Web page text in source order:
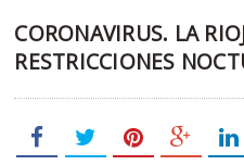
CORONAVIRUS. LA
RESTRICCIONES